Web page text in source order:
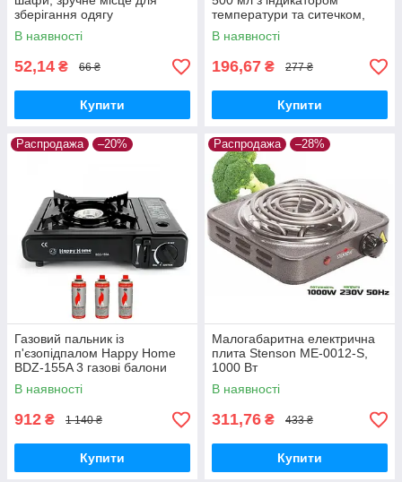
зберігання одягу
В наявності
52,14 ₴ 66 ₴
Купити
температури та ситечком,
Червоний
В наявності
196,67 ₴ 277 ₴
Купити
Распродажа –20%
Газовий пальник із
п'єзопідпалом Happy Home
BDZ-155A 3 газові балони
В наявності
912 ₴ 1 140 ₴
Купити
Распродажа –28%
Малогабаритна електрична
плита Stenson ME-0012-S,
1000 Вт
В наявності
311,76 ₴ 433 ₴
Купити